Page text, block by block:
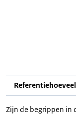
Zijn de begrippen in